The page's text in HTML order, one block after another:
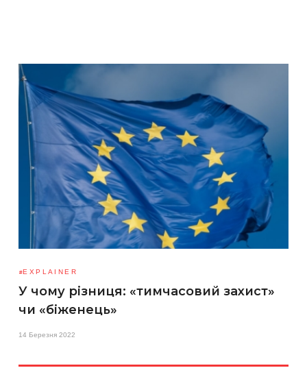
EXPLAINER
У чому різниця: «тимчасовий захист»
чи «біженець»
14 Березня 2022